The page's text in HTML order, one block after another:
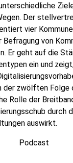
Der
vier
Befragung von
Er geht auf die
ein und
der zwölften
Rolle der
durch
auswirkt.
Podcast